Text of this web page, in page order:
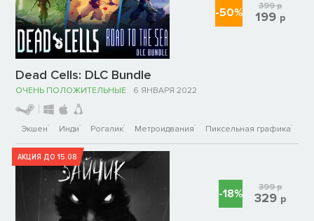
Dead Cells: DLC Bundle
ОЧЕНЬ ПОЛОЖИТЕЛЬНЫЕ 6 ЯНВАРЯ 2022
Экшен Инди Рогалик Метроидвания Пиксельная графика
-50% 399р
199 р
АКЦИЯ ДО 15.08
-18% 399р
329 р